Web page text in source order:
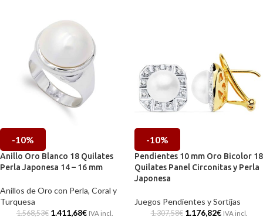
-10%
Anillo Oro Blanco 18 Quilates
Perla Japonesa 14 – 16 mm
Anillos de Oro con Perla, Coral y
Turquesa
1.568,53€ 1.411,68€ IVA incl.
-10%
Pendientes 10 mm Oro Bicolor 18
Quilates Panel Circonitas y Perla
Japonesa
Juegos Pendientes y Sortijas
1.307,58€ 1.176,82€ IVA incl.